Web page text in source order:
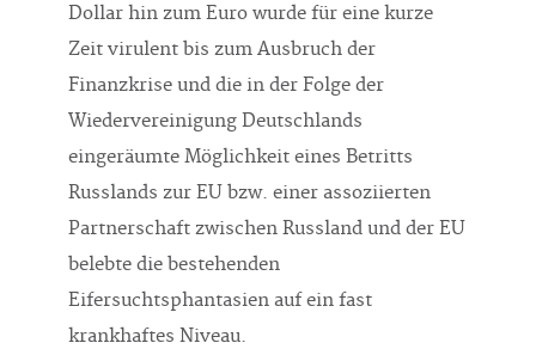
Dollar hin zum Euro wurde für eine kurze
Zeit virulent bis zum Ausbruch der
Finanzkrise und die in der Folge der
Wiedervereinigung Deutschlands
eingeräumte Möglichkeit eines Betritts
Russlands zur EU bzw. einer assoziierten
Partnerschaft zwischen Russland und der EU
belebte die bestehenden
Eifersuchtsphantasien auf ein fast
krankhaftes Niveau.